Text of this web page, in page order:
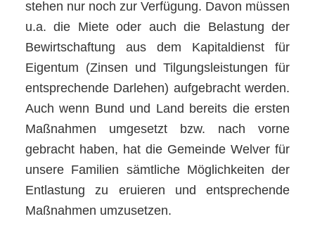
stehen nur noch zur Verfügung. Davon müssen
u.a. die Miete oder auch die Belastung der
Bewirtschaftung aus dem Kapitaldienst für
Eigentum (Zinsen und Tilgungsleistungen für
entsprechende Darlehen) aufgebracht werden.
Auch wenn Bund und Land bereits die ersten
Maßnahmen umgesetzt bzw. nach vorne
gebracht haben, hat die Gemeinde Welver für
unsere Familien sämtliche Möglichkeiten der
Entlastung zu eruieren und entsprechende
Maßnahmen umzusetzen.